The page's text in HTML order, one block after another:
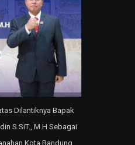
Dilantiknya Bapak
S.SiT., M.H Sebagai
Kota Bandung